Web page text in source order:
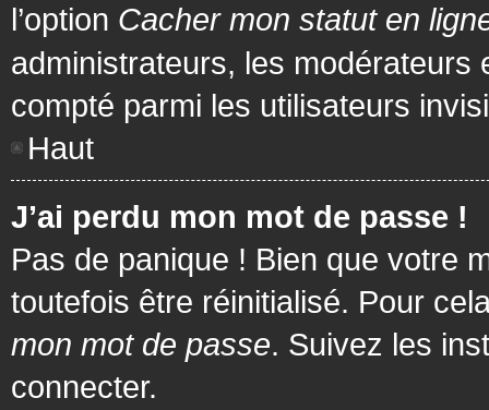
l’option Cacher mon statut en
administrateurs, les
compté parmi les utilisateurs
Haut
J’ai perdu mon mot de passe !
Pas de panique ! Bien que votre
toutefois être réinitialisé. Pour
mon mot de passe. Suivez les
connecter.